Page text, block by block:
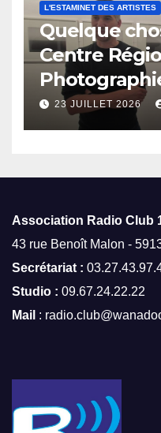
L'ESTAMINET DES ARTISTES
Quelque
Centre
octobre
23 JUILLET 2026
Association Radio Club
43 rue Benoît Malon -
Secrétariat :
Studio : 09.67.24.22.22
Mail :